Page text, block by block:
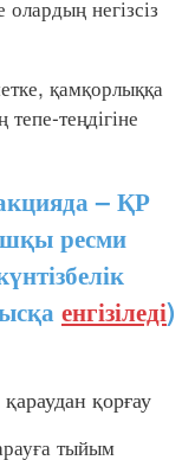
негізсіз
қамқорлыққа
теңдігіне
– ҚР
ресми
енгізіледі)
қорғау
тыйым